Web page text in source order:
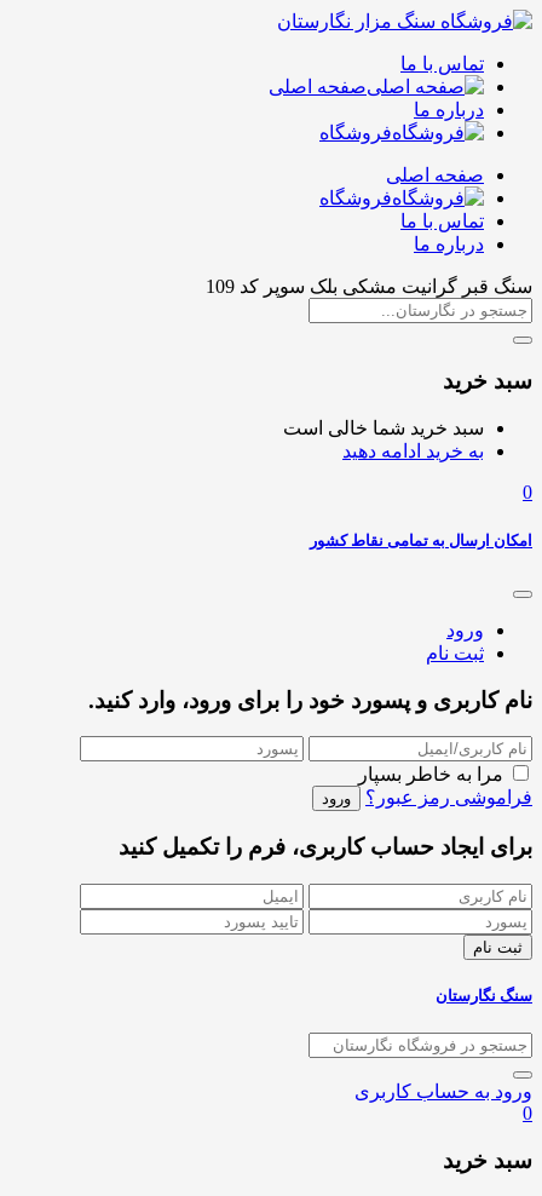
تماس با ما
صفحه اصلی
درباره ما
فروشگاه
صفحه اصلی
فروشگاه
تماس با ما
درباره ما
سنگ قبر گرانیت مشکی بلک سوپر کد 109
سبد خرید
سبد خرید شما خالی است
به خرید ادامه دهید
0
امکان ارسال به تمامی نقاط کشور
ورود
ثبت نام
نام کاربری و پسورد خود را برای ورود، وارد کنید.
مرا به خاطر بسپار
فراموشی رمز عبور؟
برای ایجاد حساب کاربری، فرم را تکمیل کنید
سنگ نگارستان
ورود به حساب کاربری
0
سبد خرید